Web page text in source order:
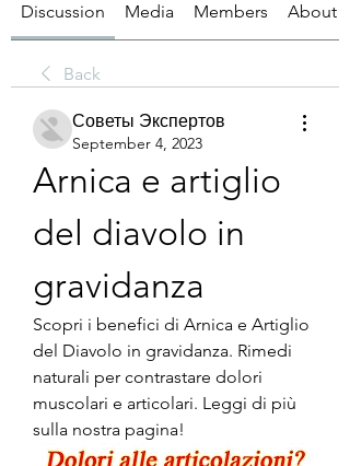
Discussion Media Members About
Back
Советы Экспертов
September 4, 2023
Arnica e artiglio
del diavolo in
gravidanza
Scopri i benefici di Arnica e Artiglio
del Diavolo in gravidanza. Rimedi
naturali per contrastare dolori
muscolari e articolari. Leggi di più
sulla nostra pagina!